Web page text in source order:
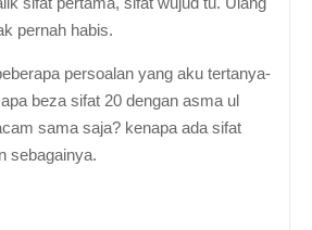
pernah habis.
persoalan yang aku tertanya-
beza sifat 20 dengan asma ul
sama saja? kenapa ada sifat
sebagainya.